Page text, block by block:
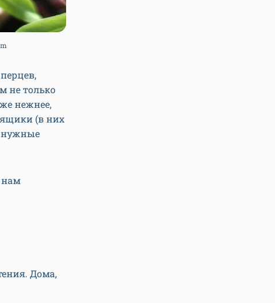
не только
нежнее,
(в них
нужные
нам
Дома,